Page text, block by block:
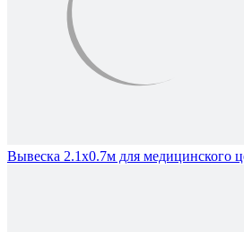
Вывеска 2.1х0.7м для медицинского